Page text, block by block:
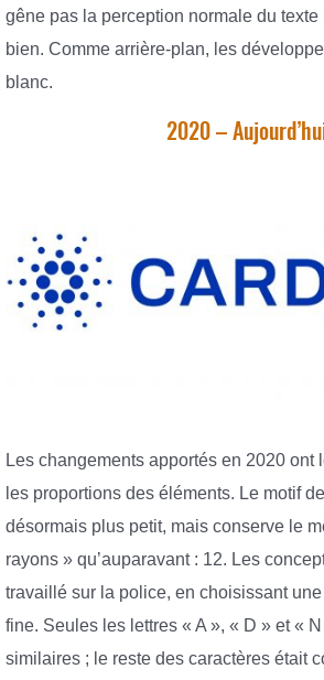
gêne pas la perception normale du
bien. Comme arrière-plan, les
blanc.
2020 –
Les changements apportés en 2020 ont
les proportions des éléments. Le motif
désormais plus petit, mais conserve le
rayons » qu’auparavant : 12. Les
travaillé sur la police, en choisissant
fine. Seules les lettres « A », « D » et «
similaires ; le reste des caractères était